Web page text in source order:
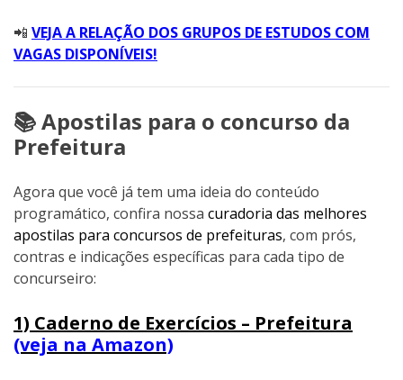
📲 VEJA A RELAÇÃO DOS GRUPOS DE ESTUDOS COM
VAGAS DISPONÍVEIS!
📚 Apostilas para o concurso da
Prefeitura
Agora que você já tem uma ideia do conteúdo
programático, confira nossa curadoria das melhores
apostilas para concursos de prefeituras, com prós,
contras e indicações específicas para cada tipo de
concurseiro:
1) Caderno de Exercícios – Prefeitura
(veja na Amazon)